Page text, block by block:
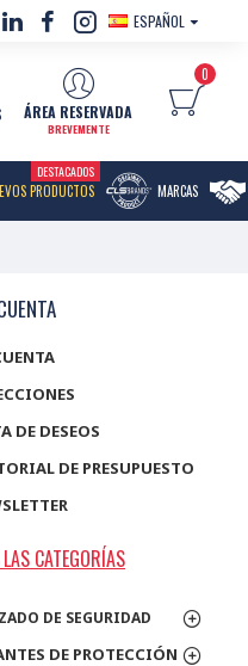
ESPAÑOL
ÁREA RESERVADA
BREVEMENTE
0
PRODUCTOS
DESTACADOS
MARCAS
DE DESEOS
DE PRESUPUESTO
CATEGORÍAS
DE SEGURIDAD
DE PROTECCIÓN